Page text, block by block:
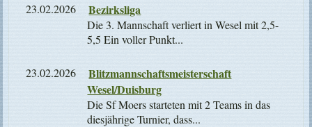
23.02.2026 Bezirksliga
Die 3. Mannschaft verliert in Wesel mit 2,5-
5,5 Ein voller Punkt...
23.02.2026
Blitzmannschaftsmeisterschaft
Wesel/Duisburg
Die Sf Moers starteten mit 2 Teams in das
diesjährige Turnier, dass...